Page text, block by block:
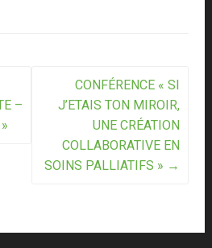
–
CONFÉRENCE « SI
J’ETAIS TON MIROIR,
UNE CRÉATION
COLLABORATIVE EN
SOINS PALLIATIFS » →